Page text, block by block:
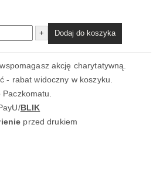
+ Dodaj do koszyka
wspomagasz akcję charytatywną.
- rabat widoczny w koszyku.
Paczkomatu.
BLIK
przed drukiem